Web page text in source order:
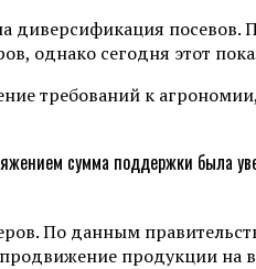
посевов.
однако сегодня этот
требований к
сумма поддержки была
По данным
продукции на